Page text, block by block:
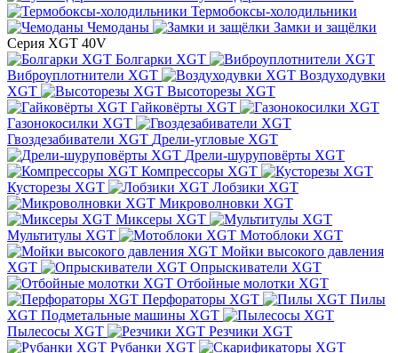
Термобоксы-холодильники
Чемоданы
Замки и защёлки
Серия XGT 40V
Болгарки XGT
Виброуплотнители XGT
Воздуходувки
XGT
Высоторезы XGT
Гайковёрты XGT
Газонокосилки XGT
Гвоздезабиватели XGT Дрели-угловые XGT
Дрели-шуруповёрты XGT
Компрессоры XGT
Кусторезы XGT
Лобзики XGT
Микроволновки XGT
Миксеры XGT
Мультитулы XGT
Мотоблоки XGT
Мойки высокого давления
XGT
Опрыскиватели XGT
Отбойные молотки XGT
Перфораторы XGT
Пилы
XGT Подметальные машины XGT
Пылесосы XGT
Резчики XGT
Рубанки XGT